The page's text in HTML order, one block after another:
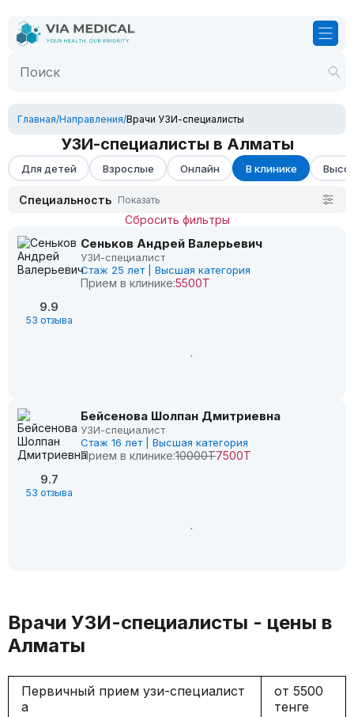
Главная/Направления/Врачи УЗИ-специалисты
УЗИ-специалисты в Алматы
Для детей Взрослые Онлайн В клинике
Специальность Показать
Сбросить фильтры
9.9
53 отзыва
Сеньков Андрей Валерьевич
УЗИ-специалист
Стаж 25 лет | Высшая категория
Прием в клинике:5500Т
9.7
53 отзыва
Бейсенова Шолпан Дмитриевна
УЗИ-специалист
Стаж 16 лет | Высшая категория
Прием в клинике:10000Т7500Т
Врачи УЗИ-специалисты - цены в
Алматы
Первичный прием узи-специалист
а
от 5500
тенге